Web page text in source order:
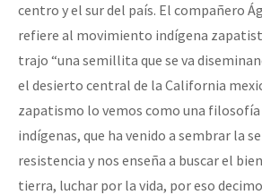
centro y el sur del país. El compañero
refiere al movimiento indígena
trajo “una semillita que se va
el desierto central de la California
zapatismo lo vemos como una filosofía
indígenas, que ha venido a sembrar la
resistencia y nos enseña a buscar el
tierra, luchar por la vida, por eso